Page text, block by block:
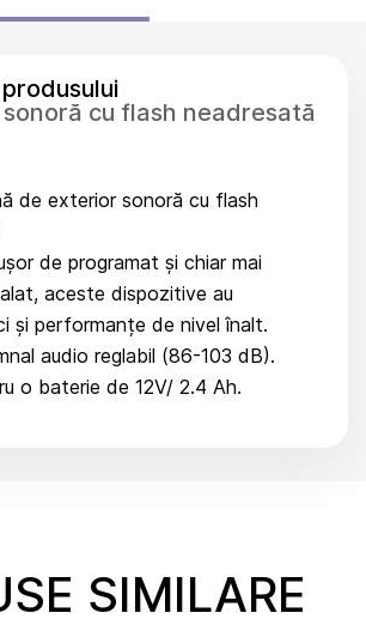
sonoră cu flash neadresată
de exterior sonoră cu flash
de programat și chiar mai
aceste dispozitive au
și performanțe de nivel înalt.
audio reglabil (86-103 dB).
o baterie de 12V/ 2.4 Ah.
SIMILARE